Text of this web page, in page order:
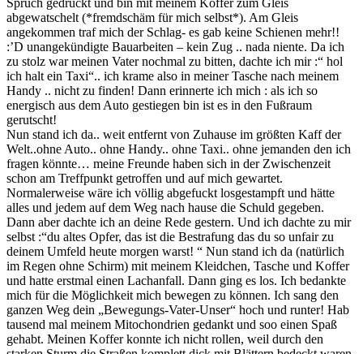
abgewatschelt (*fremdschäm für mich selbst*). Am Gleis
angekommen traf mich der Schlag- es gab keine Schienen mehr!!
:’D unangekündigte Bauarbeiten – kein Zug .. nada niente. Da ich
zu stolz war meinen Vater nochmal zu bitten, dachte ich mir :“ hol
ich halt ein Taxi“.. ich krame also in meiner Tasche nach meinem
Handy .. nicht zu finden! Dann erinnerte ich mich : als ich so
energisch aus dem Auto gestiegen bin ist es in den Fußraum
gerutscht!
Nun stand ich da.. weit entfernt von Zuhause im größten Kaff der
Welt..ohne Auto.. ohne Handy.. ohne Taxi.. ohne jemanden den ich
fragen könnte… meine Freunde haben sich in der Zwischenzeit
schon am Treffpunkt getroffen und auf mich gewartet.
Normalerweise wäre ich völlig abgefuckt losgestampft und hätte
alles und jedem auf dem Weg nach hause die Schuld gegeben.
Dann aber dachte ich an deine Rede gestern. Und ich dachte zu mir
selbst :“du altes Opfer, das ist die Bestrafung das du so unfair zu
deinem Umfeld heute morgen warst! “ Nun stand ich da (natürlich
im Regen ohne Schirm) mit meinem Kleidchen, Tasche und Koffer
und hatte erstmal einen Lachanfall. Dann ging es los. Ich bedankte
mich für die Möglichkeit mich bewegen zu können. Ich sang den
ganzen Weg dein „Bewegungs-Vater-Unser“ hoch und runter! Hab
tausend mal meinem Mitochondrien gedankt und soo einen Spaß
gehabt. Meinen Koffer konnte ich nicht rollen, weil durch den